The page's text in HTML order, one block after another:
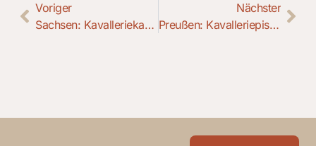
Voriger
Sachsen: Kavalleriekarabiner M 1847
Nächster
Preußen: Kavalleriepistole M 1850 mit gezogenem Lauf nach dem System Minié